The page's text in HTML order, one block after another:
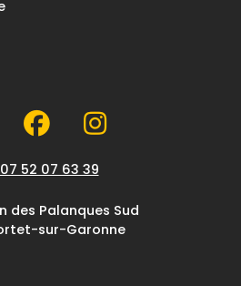
07 52 07 63 39
des Palanques Sud
sur-Garonne